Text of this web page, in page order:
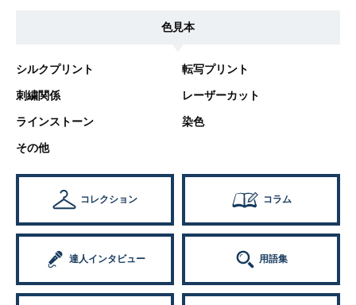
色見本
シルクプリント 転写プリント
刺繍関係 レーザーカット
ラインストーン 染色
その他
コレクション コラム
達人インタビュー 用語集